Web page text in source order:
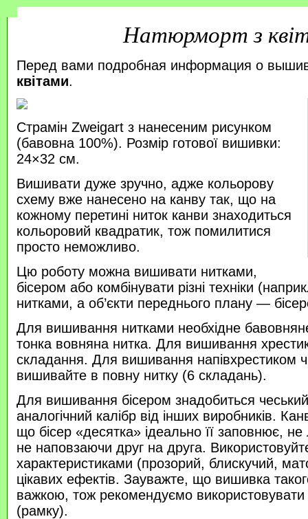
Натюрморт з
Перед вами подробная информация о
квітами.
Страмін Zweigart з нанесеним рисунком
(бавовна 100%). Розмір готової вишивки:
24×32 см.
Вишивати дуже зручно, адже кольорову
схему вже нанесено на канву так, що на
кожному перетині ниток канви знаходиться
кольоровий квадратик, тож помилитися
просто неможливо.
Цю роботу можна вишивати нитками,
бісером або комбінувати різні техніки
нитками, а об’єкти переднього плану —
Для вишивання нитками необхідне
тонка вовняна нитка. Для вишивання
складання. Для вишивання напівхрестиком
вишивайте в повну нитку (6 складань).
Для вишивання бісером знадобиться
аналогічний калібр від інших виробників.
що бісер «десятка» ідеально її заповнює,
не наповзаючи друг на друга.
характеристиками (прозорий, блискучий,
цікавих ефектів. Зауважте, що вишивка
важкою, тож рекомендуємо
(рамку).